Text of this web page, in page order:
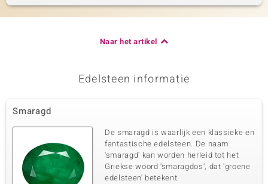
Naar het artikel
Edelsteen informatie
Smaragd
De smaragd is waarlijk een klassieke en
fantastische edelsteen. De naam
'smaragd' kan worden herleid tot het
Griekse woord 'smaragdos', dat 'groene
edelsteen' betekent.